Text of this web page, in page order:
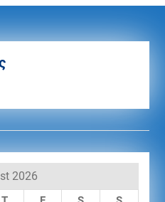
2026